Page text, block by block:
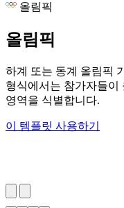
올림픽
올림픽
하계 또는 동계 올림픽
형식에서는 참가자들이
영역을 식별합니다.
이 템플릿 사용하기